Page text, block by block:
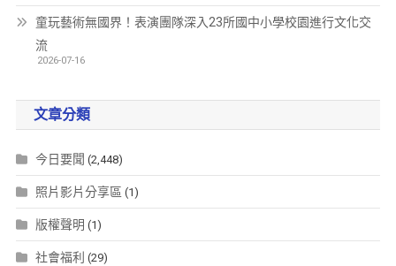
童玩藝術無國界！表演團隊深入23所國中小學校園進行文化交
流
2026-07-16
文章分類
今日要聞 (2,448)
照片影片分享區 (1)
版權聲明 (1)
社會福利 (29)